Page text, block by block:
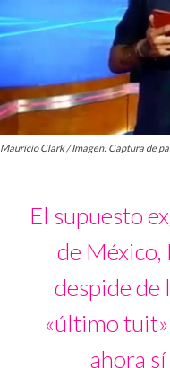
Mauricio Clark / Imagen: Captura de
El supuesto
de
despide de
«último tuit»
ahora